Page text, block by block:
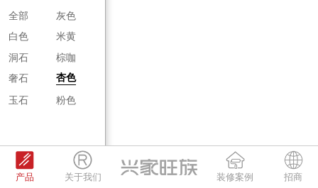
全部
灰色
白色
米黄
洞石
棕咖
奢石
杏色
玉石 粉色
产品 关于我们 装修案例 招商